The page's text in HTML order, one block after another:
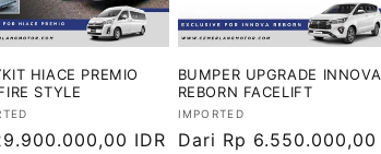
HIACE PREMIO
STYLE
IDR
BUMPER UPGRADE INNOVA
REBORN FACELIFT
Vendor:
IMPORTED
Harga
Dari Rp 6.550.000,00